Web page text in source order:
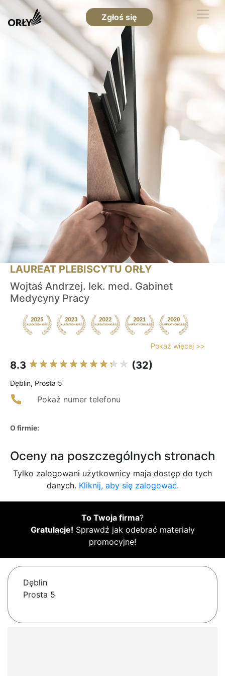
Zgłoś się
LAUREAT PLEBISCYTU ORŁY
Wojtaś Andrzej. lek. med. Gabinet
Medycyny Pracy
Pokaż więcej >>
8.3 (32)
Dęblin, Prosta 5
Pokaż numer telefonu
O firmie:
Oceny na poszczególnych stronach
Tylko zalogowani użytkownicy maja dostęp do tych
danych. Kliknij, aby się zalogować.
To Twoja firma?
Gratulacje! Sprawdź jak odebrać materiały
promocyjne!
Dęblin
Prosta 5